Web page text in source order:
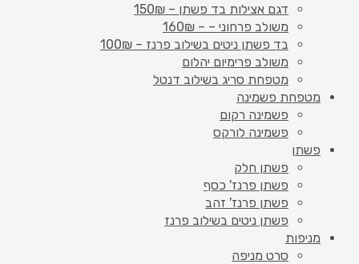
דגם אצילות בד פשתן – 150₪
משולב פרחוני – – 160₪
בד פשתן ניטים בשילוב פרנז – 100₪
משולב פרימיום יהלום
מטפחת סריג בשילוב דנטל
מטפחת פשמינה
פשמינה רקום
פשמינה לורקס
פשתן
פשתן חלק
פשתן פרנז' כסף
פשתן פרנז' זהב
פשתן ניטים בשילוב פרנז
מניפות
סרט מניפה